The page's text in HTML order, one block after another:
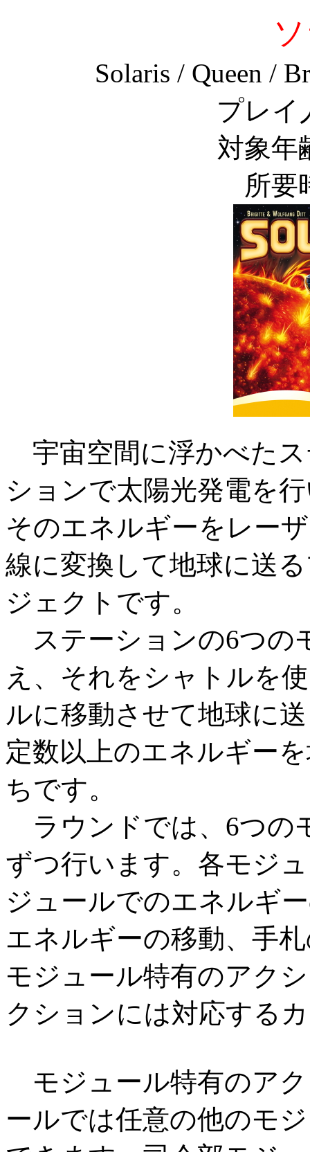
Solaris / Queen /
プレイ
対象年
所要
宇宙空間に浮かべた
ションで太陽光発電を
そのエネルギーをレー
線に変換して地球に送
ジェクトです。
ステーションの6つの
え、それをシャトルを
ルに移動させて地球に
定数以上のエネルギー
ちです。
ラウンドでは、6つの
ずつ行います。各モジ
ジュールでのエネルギ
エネルギーの移動、手
モジュール特有のアク
クションには対応する
モジュール特有のア
ールでは任意の他のモ